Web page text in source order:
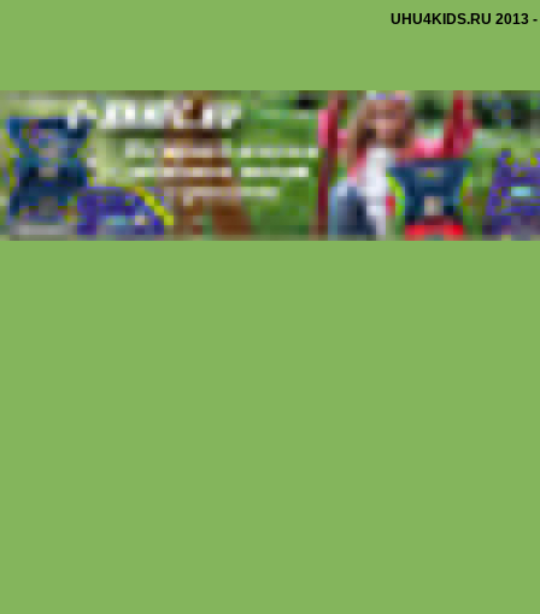
Вырежем цветы среднего размера по шаблону, мелкие -
UHU4KIDS.RU 2013